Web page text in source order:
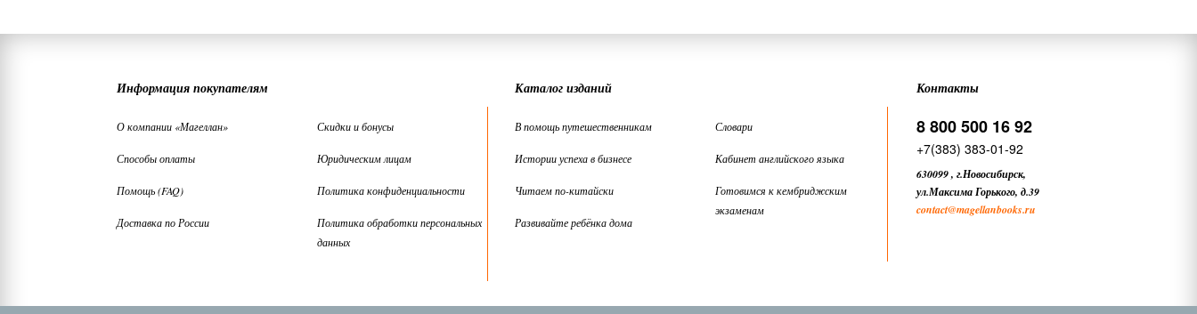
Информация покупателям
О компании «Магеллан»
Способы оплаты
Помощь (FAQ)
Доставка по России
Скидки и бонусы
Юридическим лицам
Политика конфиденциальности
Политика обработки персональных
данных
Каталог изданий
В помощь путешественникам
Истории успеха в бизнесе
Читаем по-китайски
Развивайте ребёнка дома
Словари
Кабинет английского языка
Готовимся к кембриджским
экзаменам
Контакты
8 800 500 16 92
+7(383) 383-01-92
630099, г.Новосибирск,
ул.Максима Горького, д.39
contact@magellanbooks.ru